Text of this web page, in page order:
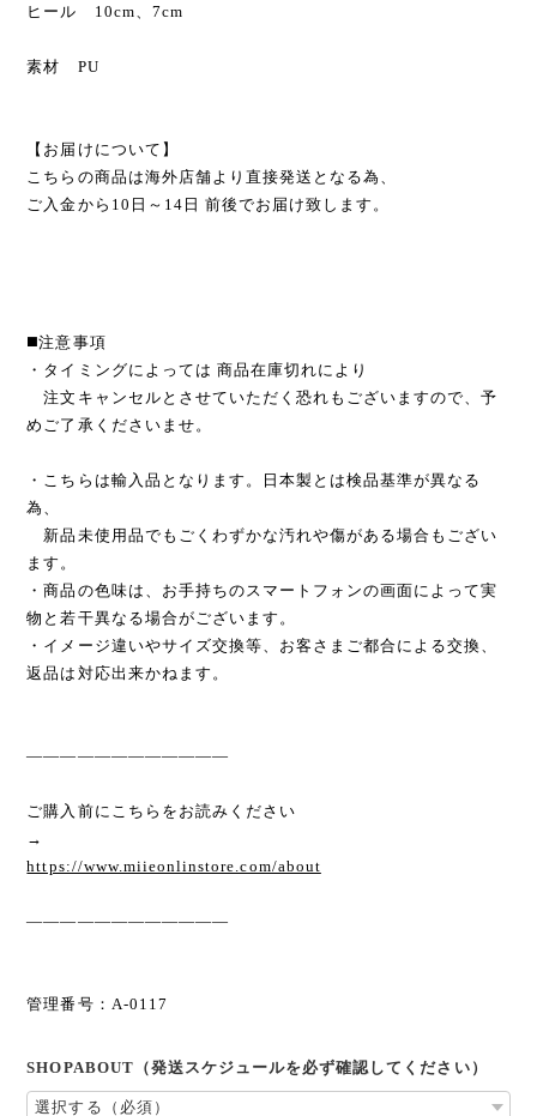
ヒール 10cm、7cm
素材 PU
【お届けについて】
こちらの商品は海外店舗より直接発送となる為、
ご入金から10日～14日 前後でお届け致します。
◼️注意事項
・タイミングによっては 商品在庫切れにより
注文キャンセルとさせていただく恐れもございますので、予
めご了承くださいませ。
・こちらは輸入品となります。日本製とは検品基準が異なる
為、
新品未使用品でもごくわずかな汚れや傷がある場合もござい
ます。
・商品の色味は、お手持ちのスマートフォンの画面によって実
物と若干異なる場合がございます。
・イメージ違いやサイズ交換等、お客さまご都合による交換、
返品は対応出来かねます。
————————————
ご購入前にこちらをお読みください
→
https://www.miieonlinstore.com/about
————————————
管理番号：A-0117
SHOPABOUT（発送スケジュールを必ず確認してください）